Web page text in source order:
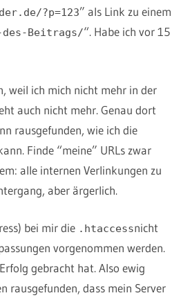
?p=123” als Link zu einem
des-Beitrags/“. Habe ich vor 15
weil ich mich nicht mehr in der
auch nicht mehr. Genau dort
rausgefunden, wie ich die
Finde “meine” URLs zwar
alle internen Verlinkungen zu
aber ärgerlich.
bei mir die .htaccessnicht
vorgenommen werden.
gebracht hat. Also ewig
rausgefunden, dass mein Server